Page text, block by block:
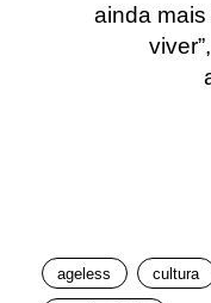
ainda
ageless cultura